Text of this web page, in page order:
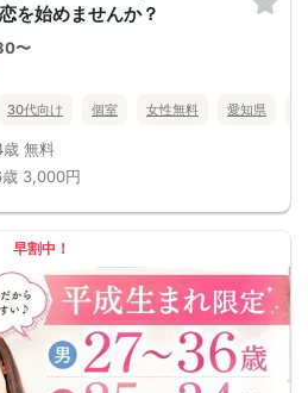
を始めませんか？
〜
30代向け 個室 女性無料 愛知県
無料
3,000円
早割中！